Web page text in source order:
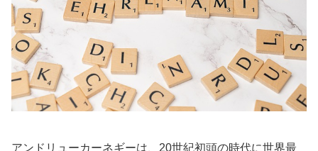
アンドリューカーネギーは、20世紀初頭の時代に世界最